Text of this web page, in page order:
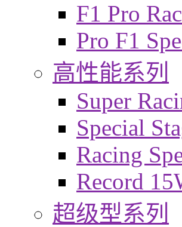
F1 Pro
Pro F1
高性能系列
Super
Special
Racing
Record
超级型系列